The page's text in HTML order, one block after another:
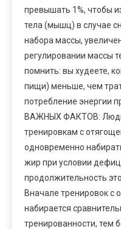
превышать 1%, чтобы
тела (мышц) в случае
набора массы,
регулировании массы
помнить: вы худеете,
пищи) меньше, чем
потребление энергии
ВАЖНЫХ ФАКТОВ:
тренировкам с
одновременно
жир при условии
продолжительность
Вначале тренировок с
набирается
тренированности, тем